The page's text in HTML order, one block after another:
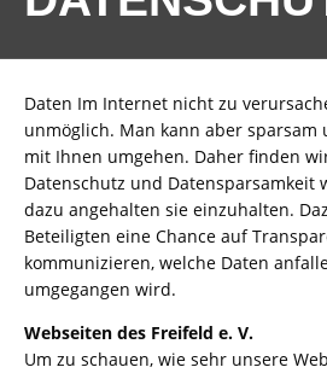
Daten Im Internet nicht zu
unmöglich. Man kann aber sparsam
mit Ihnen umgehen. Daher finden
Datenschutz und
dazu angehalten sie einzuhalten.
Beteiligten eine Chance auf
kommunizieren, welche Daten
umgegangen wird.
Webseiten des Freifeld e. V.
Um zu schauen, wie sehr unsere